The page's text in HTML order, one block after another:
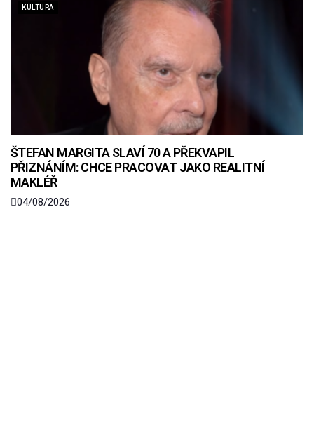
KULTURA
ŠTEFAN MARGITA SLAVÍ 70 A PŘEKVAPIL
PŘIZNÁNÍM: CHCE PRACOVAT JAKO REALITNÍ
MAKLÉŘ
04/08/2026